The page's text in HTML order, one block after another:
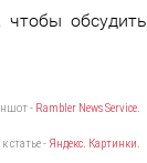
обсудить
- Rambler News Service.
статье - Яндекс. Картинки.